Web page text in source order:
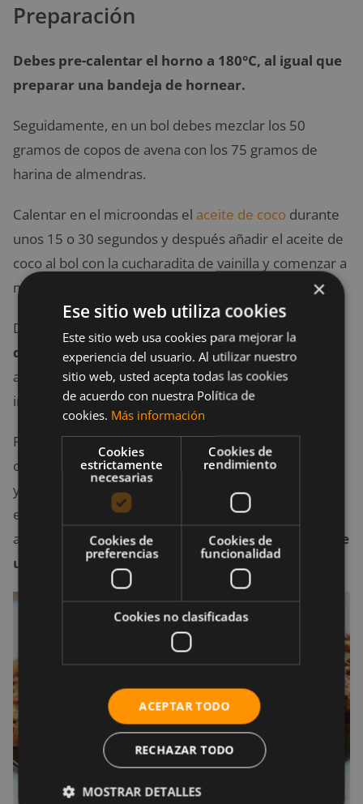
Preparación
Debes pre-calentar el horno a 180°C, al igual que
preparar una bandeja de hornear.
Seguidamente, en un bol debes mezclar los 50
gramos de copos de avena con los 75 gramos de
harina de almendras.
Calentar en el microondas el aceite de coco durante
unos 15 o 30 segundos y después añadir el aceite de
coco al bol con la cucharadita de vainilla y comenzar a
mezclar.
Después añades la miel
(cuanta más miel, más
dulces quedarán las galletas). Si deseas, puedes
agregar más de los 60 gramos, pero la medida
indicada es perfecta.
Por último, debes agregar el bicarbonato sódico y el
chocolate triturado para seguir mezclando. La masa
ya está lista, ya solo debes armar esferas pequeñas
en la bandeja para hornear que preparaste
anteriormente y llevar las
galletas al horno durante
unos 10 minutos.
×
Ese sitio web utiliza cookies
Este sitio web usa cookies para mejorar la
experiencia del usuario. Al utilizar nuestro
sitio web, usted acepta todas las cookies
de acuerdo con nuestra Política de
cookies. Más información
Cookies
estrictamente
necesarias
Cookies de
rendimiento
Cookies de
preferencias
Cookies de
funcionalidad
Cookies no clasificadas
ACEPTAR TODO
RECHAZAR TODO
MOSTRAR DETALLES